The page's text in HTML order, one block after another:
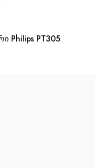
Philips PT305